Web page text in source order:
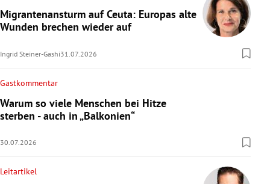
Migrantenansturm auf Ceuta: Europas alte
Wunden brechen wieder auf
Ingrid Steiner-Gashi31.07.2026
Gastkommentar
Warum so viele Menschen bei Hitze
sterben - auch in „Balkonien“
30.07.2026
Leitartikel